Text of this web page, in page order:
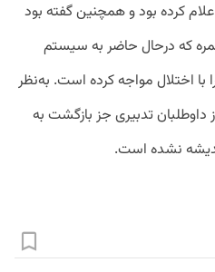
کرده بود و همچنین گفته بود
که درحال حاضر به سیستم
اختلال مواجه کرده است. به‌نظر
تدبیری جز بازگشت به
نشده است.